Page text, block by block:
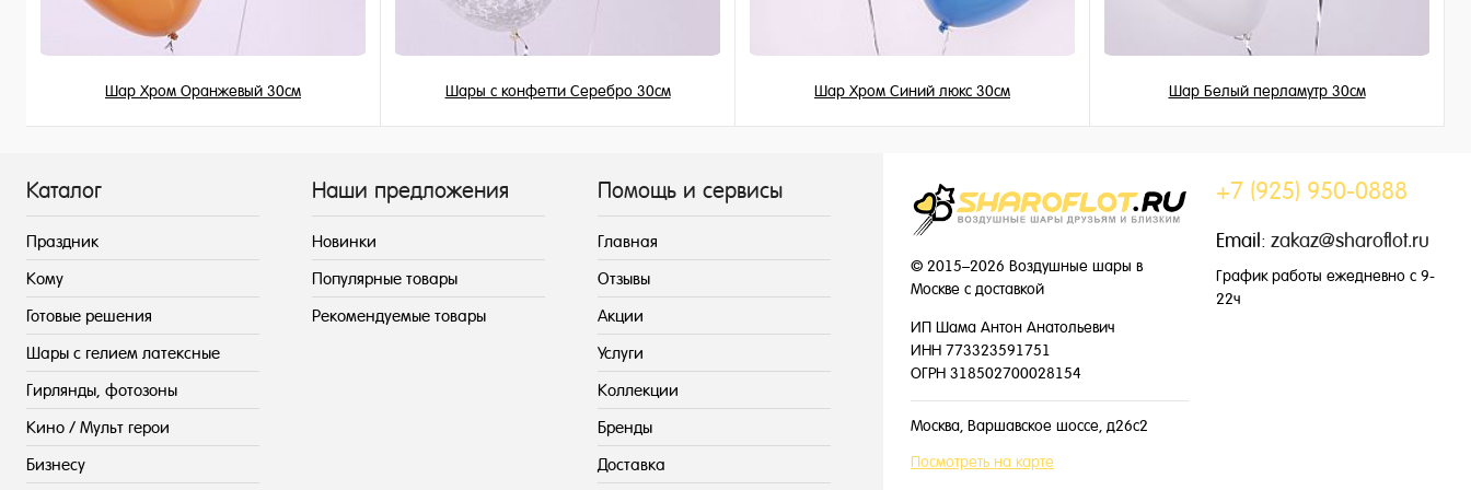
Шар Хром Оранжевый 30см Шары с конфетти Серебро 30см Шар Хром Синий люкс 30см Шар Белый перламутр 30см
Каталог
Праздник
Кому
Готовые решения
Шары с гелием латексные
Гирлянды, фотозоны
Кино / Мульт герои
Бизнесу
Наши предложения
Новинки
Популярные товары
Рекомендуемые товары
Помощь и сервисы
Главная
Отзывы
Акции
Услуги
Коллекции
Бренды
Доставка
© 2015–2026 Воздушные шары в
Москве с доставкой
ИП Шама Антон Анатольевич
ИНН 773323591751
ОГРН 318502700028154
Москва, Варшавское шоссе, д26с2
Посмотреть на карте
+7 (925) 950-0888
Email: zakaz@sharoflot.ru
График работы ежедневно с 9-
22ч